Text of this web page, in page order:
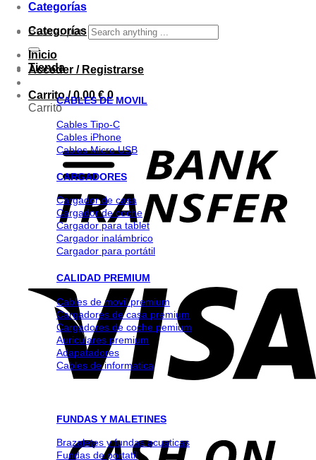
Categorías
Buscar por:
Acceder / Registrarse
Carrito /0.00€ 0
Carrito
Categorías
Inicio
Tienda
CABLES DE MOVIL
Cables Tipo-C
Cables iPhone
Cables Micro USB
CARGADORES
Cargador de casa
Cargador de coche
Cargador para tablet
Cargador inalámbrico
Cargador para portátil
CALIDAD PREMIUM
Cables de movil premium
Cargadores de casa premium
Cargadores de coche pemium
Auriculares premium
Adapatadores
Cables de informatica
FUNDAS Y MALETINES
Brazaletes y fundas acuaticas
Fundas de portatil